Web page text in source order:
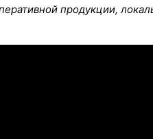
продукции,